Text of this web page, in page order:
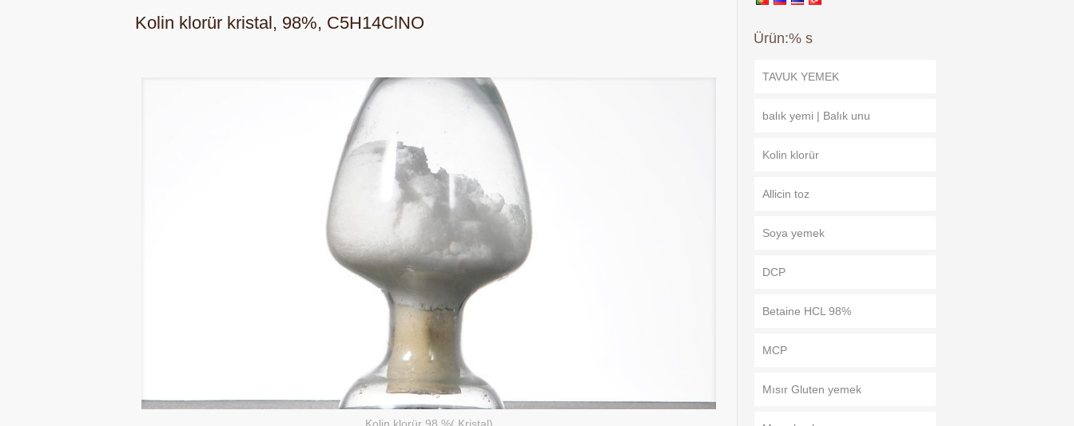
Kolin klorür kristal, 98%, C5H14ClNO
Ürün:% s
TAVUK YEMEK
balık yemi | Balık unu
Kolin klorür
Allicin toz
Soya yemek
DCP
Betaine HCL 98%
MCP
Mısır Gluten yemek